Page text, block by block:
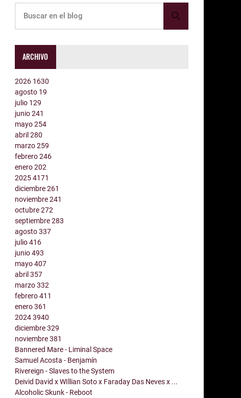
ARCHIVO
2026 1630
agosto 19
julio 129
junio241
mayo254
abril280
marzo259
febrero246
enero202
20254171
diciembre261
noviembre241
octubre272
septiembre283
agosto337
julio416
junio493
mayo407
abril357
marzo332
febrero411
enero361
20243940
diciembre329
noviembre381
Bannered Mare - Liminal Space
Samuel Acosta - Benjamín
Rivereign - Slaves to the System
Deivid David x WIllian Soto x Faraday Das Neves x ...
Alcoholic Skunk - Reboot